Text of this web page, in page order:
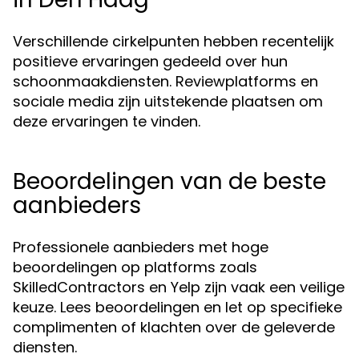
Verschillende cirkelpunten hebben recentelijk
positieve ervaringen gedeeld over hun
schoonmaakdiensten. Reviewplatforms en
sociale media zijn uitstekende plaatsen om
deze ervaringen te vinden.
Beoordelingen van de beste
aanbieders
Professionele aanbieders met hoge
beoordelingen op platforms zoals
SkilledContractors en Yelp zijn vaak een veilige
keuze. Lees beoordelingen en let op specifieke
complimenten of klachten over de geleverde
diensten.